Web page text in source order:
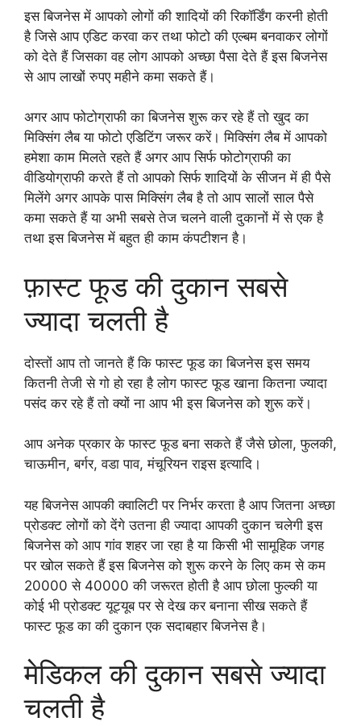
इस बिजनेस में आपको लोगों की शादियों की रिकॉर्डिंग करनी होती
है जिसे आप एडिट करवा कर तथा फोटो की एल्बम बनवाकर लोगों
को देते हैं जिसका वह लोग आपको अच्छा पैसा देते हैं इस बिजनेस
से आप लाखों रुपए महीने कमा सकते हैं।
अगर आप फोटोग्राफी का बिजनेस शुरू कर रहे हैं तो खुद का
मिक्सिंग लैब या फोटो एडिटिंग जरूर करें। मिक्सिंग लैब में आपको
हमेशा काम मिलते रहते हैं अगर आप सिर्फ फोटोग्राफी का
वीडियोग्राफी करते हैं तो आपको सिर्फ शादियों के सीजन में ही पैसे
मिलेंगे अगर आपके पास मिक्सिंग लैब है तो आप सालों साल पैसे
कमा सकते हैं या अभी सबसे तेज चलने वाली दुकानों में से एक है
तथा इस बिजनेस में बहुत ही काम कंपटीशन है।
फ़ास्ट फूड की दुकान सबसे
ज्यादा चलती है
दोस्तों आप तो जानते हैं कि फास्ट फूड का बिजनेस इस समय
कितनी तेजी से गो हो रहा है लोग फास्ट फूड खाना कितना ज्यादा
पसंद कर रहे हैं तो क्यों ना आप भी इस बिजनेस को शुरू करें।
आप अनेक प्रकार के फास्ट फूड बना सकते हैं जैसे छोला, फुलकी,
चाऊमीन, बर्गर, वडा पाव, मंचूरियन राइस इत्यादि।
यह बिजनेस आपकी क्वालिटी पर निर्भर करता है आप जितना अच्छा
प्रोडक्ट लोगों को देंगे उतना ही ज्यादा आपकी दुकान चलेगी इस
बिजनेस को आप गांव शहर जा रहा है या किसी भी सामूहिक जगह
पर खोल सकते हैं इस बिजनेस को शुरू करने के लिए कम से कम
20000 से 40000 की जरूरत होती है आप छोला फुल्की या
कोई भी प्रोडक्ट यूट्यूब पर से देख कर बनाना सीख सकते हैं
फास्ट फूड का की दुकान एक सदाबहार बिजनेस है।
मेडिकल की दुकान सबसे ज्यादा
चलती है